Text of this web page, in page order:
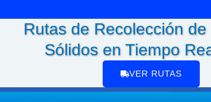
Rutas de Recolección
Sólidos en Tiempo
VER RUTAS